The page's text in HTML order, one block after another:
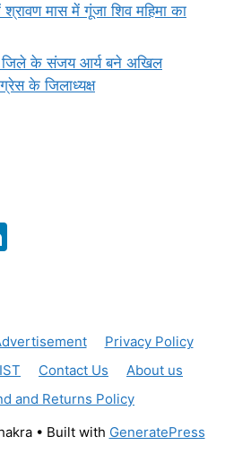
मास में गूंजा शिव महिमा का
जिले के संजय आर्य बने अखिल
के जिलाध्यक्ष
dI
n
Privacy Policy
Contact Us
About us
and Returns Policy
• Built with GeneratePress